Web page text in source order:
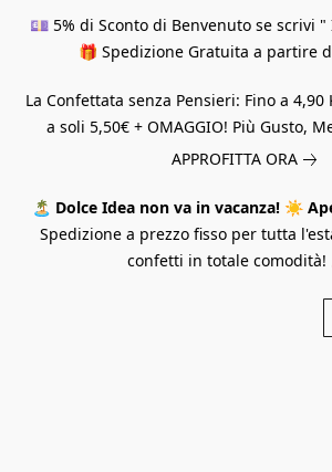
💷 5% di Sconto di Benvenuto se scrivi "
🎁 Spedizione Gratuita a partire
La Confettata senza Pensieri: Fino a
a soli 5,50€ + OMAGGIO! Più Gusto,
APPROFITTA ORA
🏝️ Dolce Idea non va in vacanza! ☀️
Spedizione a prezzo fisso per tutta
confetti in totale